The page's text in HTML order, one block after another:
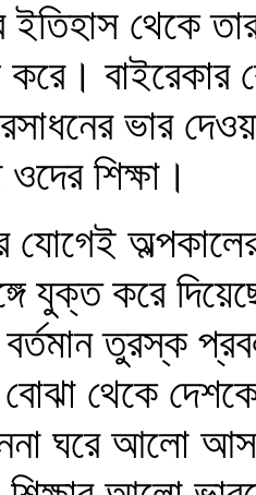
ইতিহাস থেকে
বাইরেকার
ভার
শিক্ষা।
যোগেই
যুক্ত করে
তুরস্ক
বোঝা থেকে
ঘরে আলো